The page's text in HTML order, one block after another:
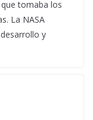
tomaba los
La NASA
y